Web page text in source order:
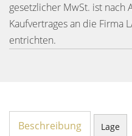
gesetzlicher MwSt. ist nach
Kaufvertrages an die Firma
entrichten.
Beschreibung Lage